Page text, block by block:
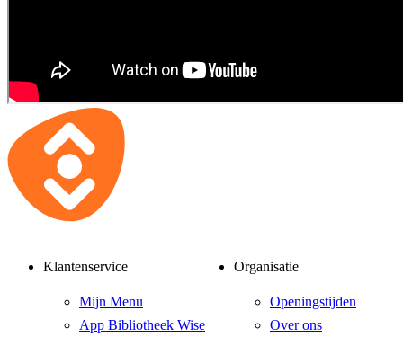
Klantenservice
Mijn Menu
App Bibliotheek Wise
Organisatie
Openingstijden
Over ons